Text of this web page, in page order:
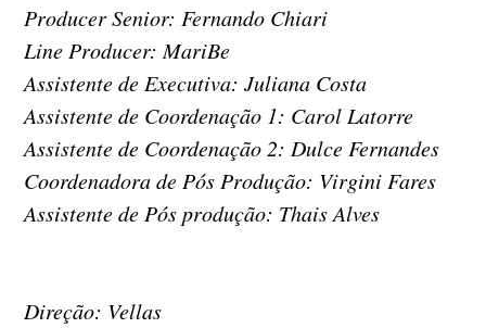
Producer Senior: Fernando Chiari
Line Producer: MariBe
Assistente de Executiva: Juliana Costa
Assistente de Coordenação 1: Carol Latorre
Assistente de Coordenação 2: Dulce Fernandes
Coordenadora de Pós Produção: Virgini Fares
Assistente de Pós produção: Thais Alves
Direção: Vellas